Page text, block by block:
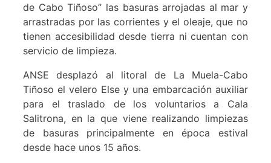
de Cabo Tiñoso” las basuras arrojadas al mar y
arrastradas por las corrientes y el oleaje, que no
tienen accesibilidad desde tierra ni cuentan con
servicio de limpieza.
ANSE desplazó al litoral de La Muela-Cabo
Tiñoso el velero Else y una embarcación auxiliar
para el traslado de los voluntarios a Cala
Salitrona, en la que viene realizando limpiezas
de basuras principalmente en época estival
desde hace unos 15 años.